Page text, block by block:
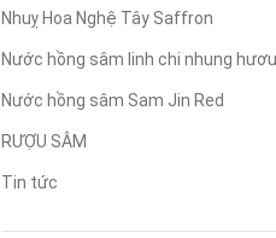
Nhuỵ Hoa Nghệ Tây Saffron
Nước hồng sâm linh chi nhung hươu
Nước hồng sâm Sam Jin Red
RƯỢU SÂM
Tin tức